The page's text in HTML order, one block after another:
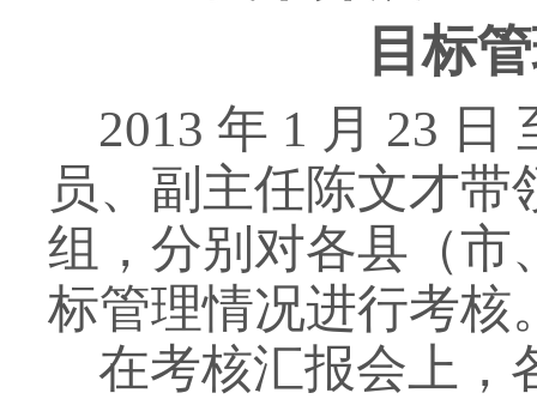
目标
2013 年 1 月 23 日
员、副主任陈文才
组，分别对各县（市
标管理情况进行考核
在考核汇报会上，